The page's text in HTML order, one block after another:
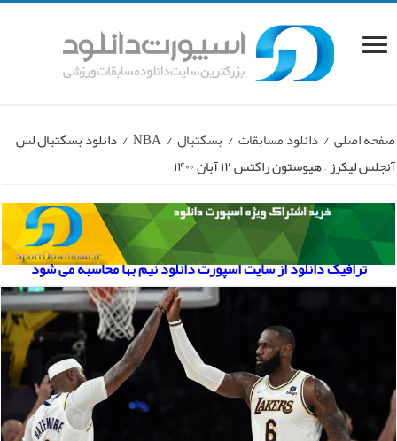
صفحه اصلی / دانلود مسابقات / بسکتبال /
NBA
/ دانلود بسکتبال لس
آنجلس لیکرز – هیوستون راکتس ۱۲ آبان ۱۴۰۰
ترافیک دانلود از سایت اسپورت دانلود نیم بها محاسبه می شود